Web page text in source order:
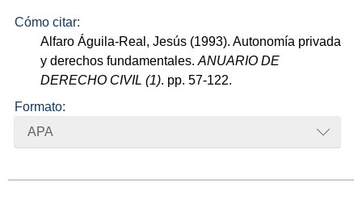
Cómo citar:
Alfaro Águila-Real, Jesús (1993). Autonomía privada
y derechos fundamentales.ANUARIO DE
DERECHO CIVIL (1). pp. 57-122.
Formato:
APA